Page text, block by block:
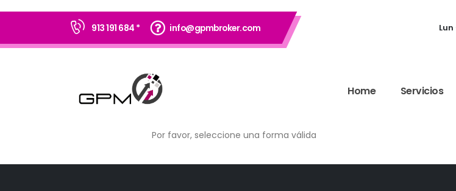
913 191 684 * info@gpmbroker.com
Home Servicios
Por favor, seleccione una forma válida